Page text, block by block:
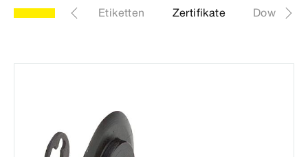
Artikel Etiketten Zertifikate